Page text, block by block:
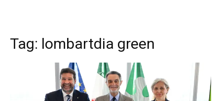
Tag: lombartdia green